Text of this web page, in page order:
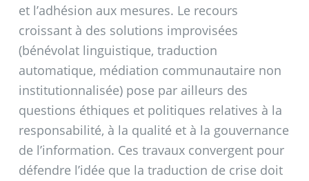
et l’adhésion aux mesures. Le recours
croissant à des solutions improvisées
(bénévolat linguistique, traduction
automatique, médiation communautaire non
institutionnalisée) pose par ailleurs des
questions éthiques et politiques relatives à la
responsabilité, à la qualité et à la gouvernance
de l’information. Ces travaux convergent pour
défendre l’idée que la traduction de crise doit